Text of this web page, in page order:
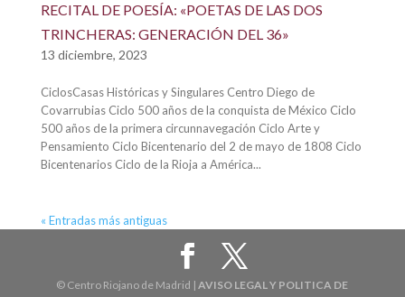
RECITAL DE POESÍA: «POETAS DE LAS DOS
TRINCHERAS: GENERACIÓN DEL 36»
13 diciembre, 2023
CiclosCasas Históricas y Singulares Centro Diego de
Covarrubias Ciclo 500 años de la conquista de México Ciclo
500 años de la primera circunnavegación Ciclo Arte y
Pensamiento Ciclo Bicentenario del 2 de mayo de 1808 Ciclo
Bicentenarios Ciclo de la Rioja a América...
« Entradas más antiguas
© Centro Riojano de Madrid |AVISO LEGAL Y POLITICA DE